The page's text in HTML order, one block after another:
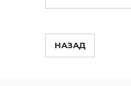
НАЗАД